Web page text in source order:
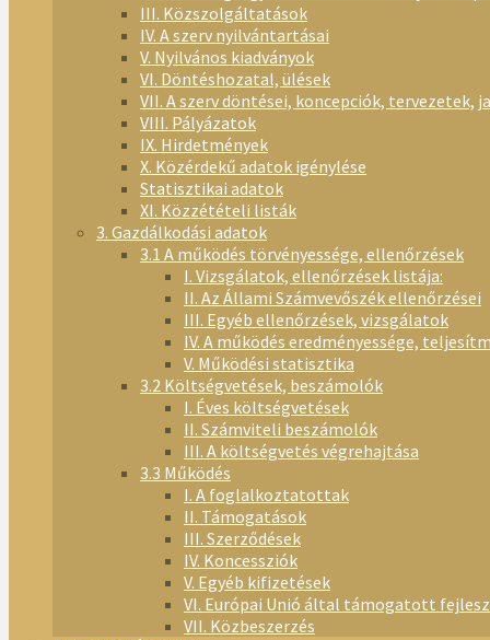
III. Közszolgáltatások
IV. A szerv nyilvántartásai
V. Nyilvános kiadványok
VI. Döntéshozatal, ülések
VII. A szerv döntései, koncepciók, tervezetek,
VIII. Pályázatok
IX. Hirdetmények
X. Közérdekű adatok igénylése
Statisztikai adatok
XI. Közzétételi listák
3. Gazdálkodási adatok
3.1 A működés törvényessége, ellenőrzések
I. Vizsgálatok, ellenőrzések listája:
II. Az Állami Számvevőszék ellenőrzései
III. Egyéb ellenőrzések, vizsgálatok
IV. A működés eredményessége,
V. Működési statisztika
3.2 Költségvetések, beszámolók
I. Éves költségvetések
II. Számviteli beszámolók
III. A költségvetés végrehajtása
3.3 Működés
I. A foglalkoztatottak
II. Támogatások
III. Szerződések
IV. Koncessziók
V. Egyéb kifizetések
VI. Európai Unió által támogatott
VII. Közbeszerzés